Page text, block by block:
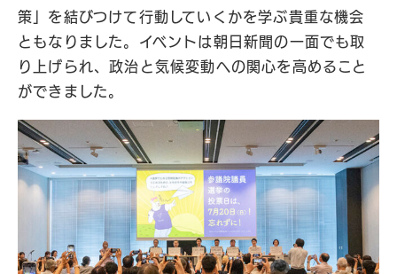
策」を結びつけて行動していくかを学ぶ貴重な機会
ともなりました。イベントは朝日新聞の一面でも取
り上げられ、政治と気候変動への関心を高めること
ができました。